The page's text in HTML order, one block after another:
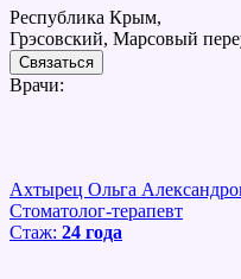
Республика Крым,
Грэсовский, Марсовый
Связаться
Врачи:
Ахтырец Ольга
Стоматолог-терапевт
Стаж: 24 года